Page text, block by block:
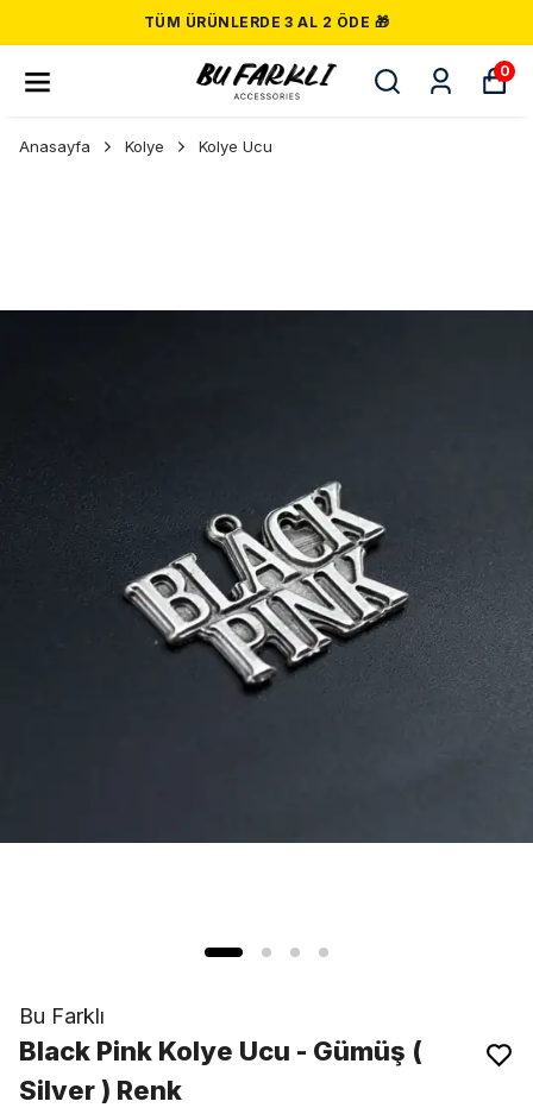
TÜM ÜRÜNLERDE 3 AL 2 ÖDE 🎁
0
Anasayfa Kolye Kolye Ucu
Bu Farklı
Black Pink Kolye Ucu - Gümüş (
Silver ) Renk